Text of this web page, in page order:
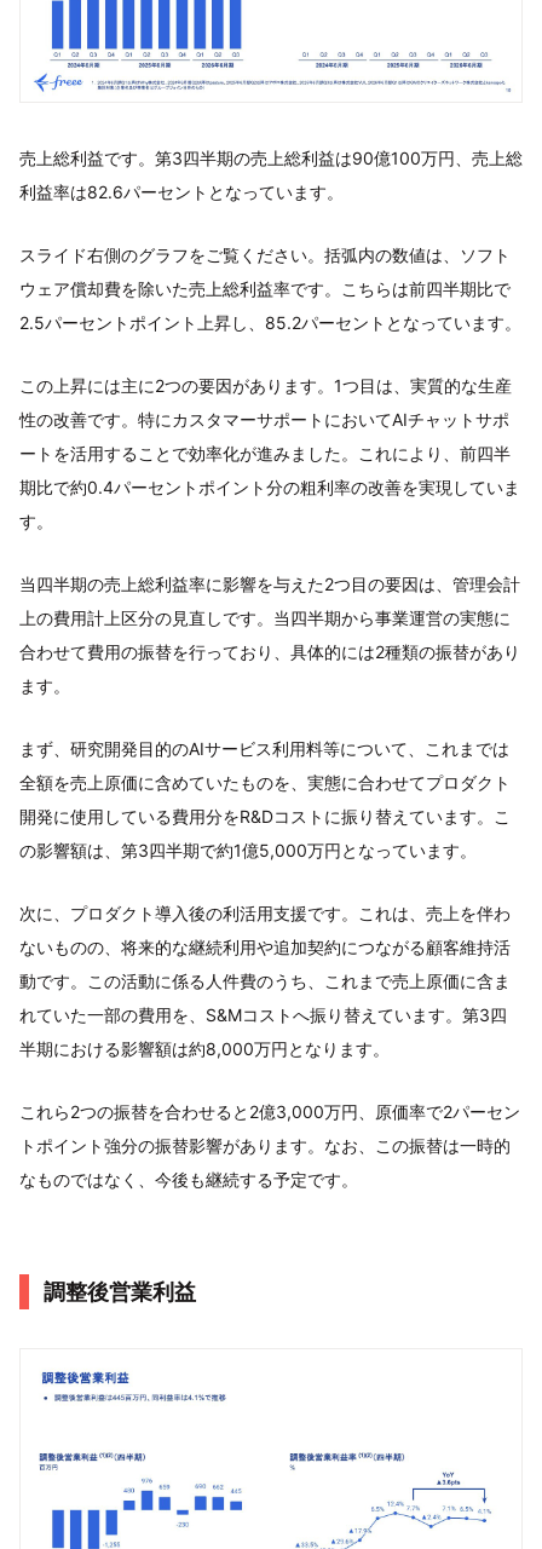
売上総利益です。第3四半期の売上総利益は90億100万円、売上総
利益率は82.6パーセントとなっています。
スライド右側のグラフをご覧ください。括弧内の数値は、ソフト
ウェア償却費を除いた売上総利益率です。こちらは前四半期比で
2.5パーセントポイント上昇し、85.2パーセントとなっています。
この上昇には主に2つの要因があります。1つ目は、実質的な生産
性の改善です。特にカスタマーサポートにおいてAIチャットサポ
ートを活用することで効率化が進みました。これにより、前四半
期比で約0.4パーセントポイント分の粗利率の改善を実現していま
す。
当四半期の売上総利益率に影響を与えた2つ目の要因は、管理会計
上の費用計上区分の見直しです。当四半期から事業運営の実態に
合わせて費用の振替を行っており、具体的には2種類の振替があり
ます。
まず、研究開発目的のAIサービス利用料等について、これまでは
全額を売上原価に含めていたものを、実態に合わせてプロダクト
開発に使用している費用分をR&Dコストに振り替えています。こ
の影響額は、第3四半期で約1億5,000万円となっています。
次に、プロダクト導入後の利活用支援です。これは、売上を伴わ
ないものの、将来的な継続利用や追加契約につながる顧客維持活
動です。この活動に係る人件費のうち、これまで売上原価に含ま
れていた一部の費用を、S&Mコストへ振り替えています。第3四
半期における影響額は約8,000万円となります。
これら2つの振替を合わせると2億3,000万円、原価率で2パーセン
トポイント強分の振替影響があります。なお、この振替は一時的
なものではなく、今後も継続する予定です。
調整後営業利益